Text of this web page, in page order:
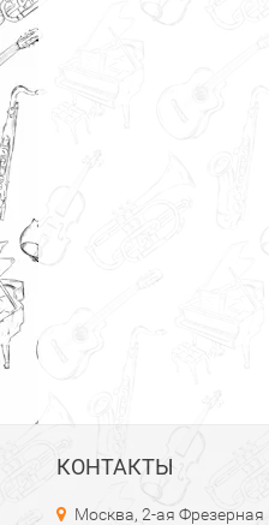
КОНТАКТЫ
Москва, 2-ая Фрезерная